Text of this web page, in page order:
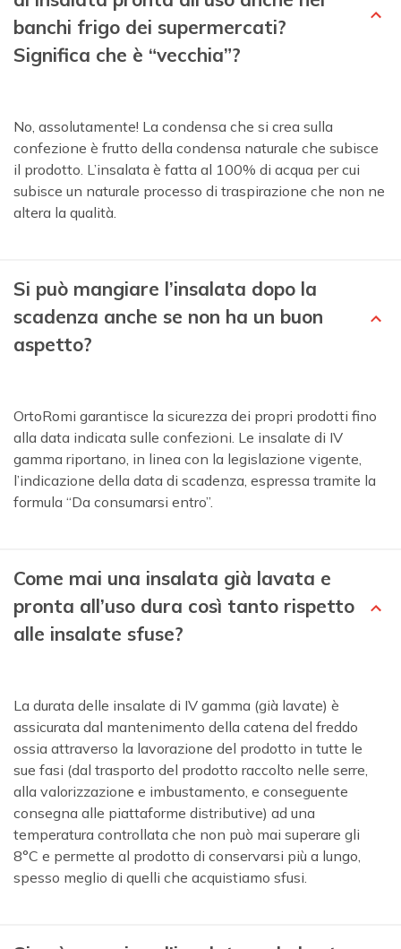
banchi frigo dei supermercati?
Significa che è “vecchia”?
No, assolutamente! La condensa che si crea sulla
confezione è frutto della condensa naturale che subisce
il prodotto. L’insalata è fatta al 100% di acqua per cui
subisce un naturale processo di traspirazione che non ne
altera la qualità.
Si può mangiare l’insalata dopo la
scadenza anche se non ha un buon
aspetto?
OrtoRomi garantisce la sicurezza dei propri prodotti fino
alla data indicata sulle confezioni. Le insalate di IV
gamma riportano, in linea con la legislazione vigente,
l’indicazione della data di scadenza, espressa tramite la
formula “Da consumarsi entro”.
Come mai una insalata già lavata e
pronta all’uso dura così tanto rispetto
alle insalate sfuse?
La durata delle insalate di IV gamma (già lavate) è
assicurata dal mantenimento della catena del freddo
ossia attraverso la lavorazione del prodotto in tutte le
sue fasi (dal trasporto del prodotto raccolto nelle serre,
alla valorizzazione e imbustamento, e conseguente
consegna alle piattaforme distributive) ad una
temperatura controllata che non può mai superare gli
8°C e permette al prodotto di conservarsi più a lungo,
spesso meglio di quelli che acquistiamo sfusi.